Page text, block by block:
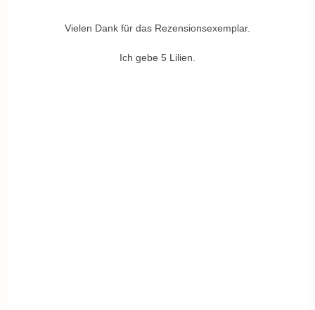
Vielen Dank für das Rezensionsexemplar.
Ich gebe 5 Lilien.